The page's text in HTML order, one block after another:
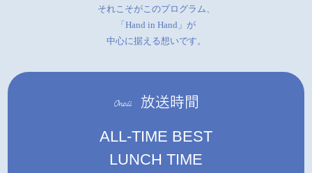
それこそがこのプログラム、
「Hand in Hand」が
中心に据える想いです。
ALL-TIME BEST
LUNCH TIME